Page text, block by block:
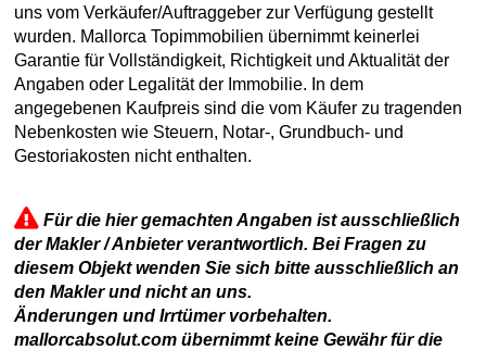
uns vom Verkäufer/Auftraggeber zur Verfügung gestellt
wurden. Mallorca Topimmobilien übernimmt keinerlei
Garantie für Vollständigkeit, Richtigkeit und Aktualität der
Angaben oder Legalität der Immobilie. In dem
angegebenen Kaufpreis sind die vom Käufer zu tragenden
Nebenkosten wie Steuern, Notar-, Grundbuch- und
Gestoriakosten nicht enthalten.
Für die hier gemachten Angaben ist ausschließlich
der Makler / Anbieter verantwortlich. Bei Fragen zu
diesem Objekt wenden Sie sich bitte ausschließlich an
den Makler und nicht an uns.
Änderungen und Irrtümer vorbehalten.
mallorcabsolut.com übernimmt keine Gewähr für die